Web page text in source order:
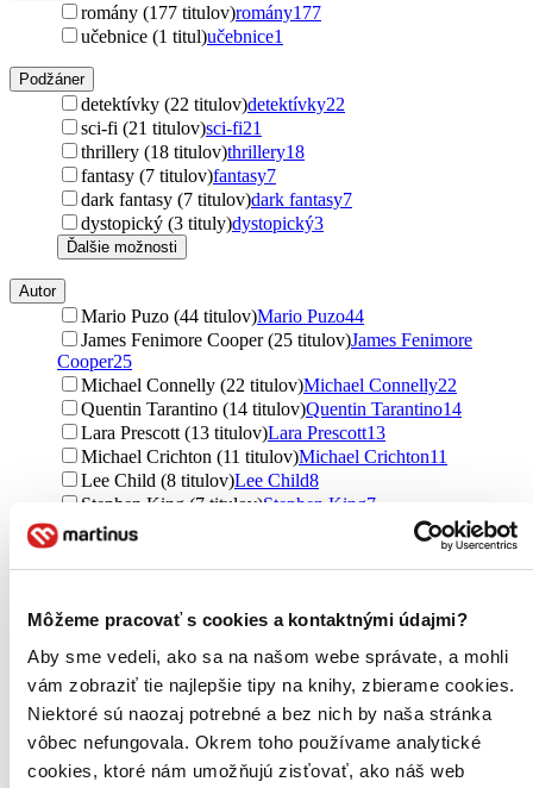
Môžeme pracovať s cookies a kontaktnými údajmi?
Aby sme vedeli, ako sa na našom webe správate, a mohli
vám zobraziť tie najlepšie tipy na knihy, zbierame cookies.
Niektoré sú naozaj potrebné a bez nich by naša stránka
vôbec nefungovala. Okrem toho používame analytické
cookies, ktoré nám umožňujú zisťovať, ako náš web
romány (177 titulov)romány177
učebnice (1 titul)učebnice1
Podžáner
detektívky (22 titulov)detektívky22
sci-fi (21 titulov)sci-fi21
thrillery (18 titulov)thrillery18
fantasy (7 titulov)fantasy7
dark fantasy (7 titulov)dark fantasy7
dystopický (3 tituly)dystopický3
Ďalšie možnosti
Autor
Mario Puzo (44 titulov)Mario Puzo44
James Fenimore Cooper (25 titulov)James Fenimore
Cooper25
Michael Connelly (22 titulov)Michael Connelly22
Quentin Tarantino (14 titulov)Quentin Tarantino14
Lara Prescott (13 titulov)Lara Prescott13
Michael Crichton (11 titulov)Michael Crichton11
Lee Child (8 titulov)Lee Child8
Stephen King (7 titulov)Stephen King7
Peter Straub (7 titulov)
David Baldacci (6 titulov)David Baldacci6
Hillary Rodham Clinton (6 titulov)Hillary Rodham
Vince Flynn (4 tituly)Vince Flynn4
Kyle Mills (4 tituly)Kyle Mills 4
Neal Stephenson (3 tituly) Neal Stephenson3
Jon Krakauer (3 tituly) Jon Krakauer3
Dan Chaon (3 tituly)Dan Chaon3